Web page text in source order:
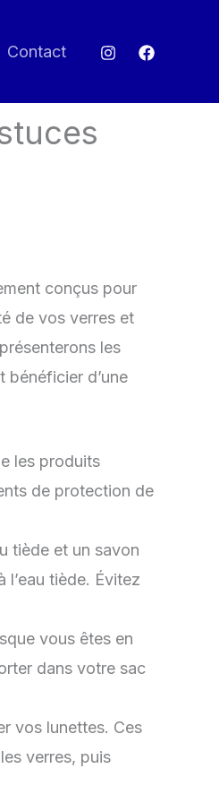
Contact
conçus pour
de vos verres et
les
d’une
les produits
de protection de
tiède et un savon
tiède. Évitez
vous êtes en
dans votre sac
vos lunettes. Ces
verres, puis